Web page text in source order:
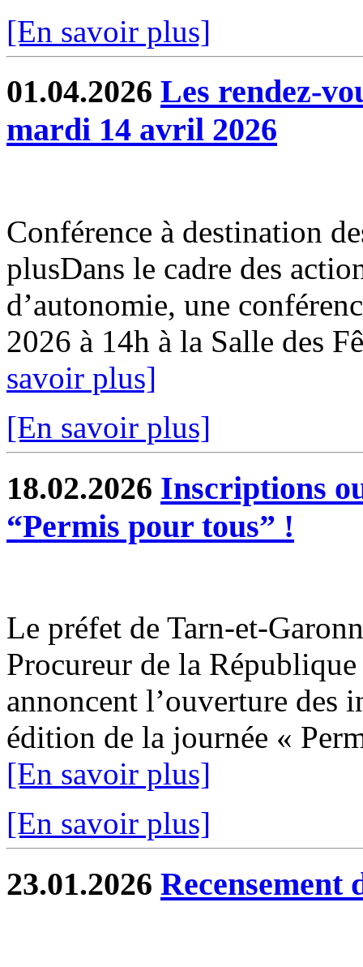
[En savoir plus]
01.04.2026 Les rendez-
mardi 14 avril 2026
Conférence à destination
plusDans le cadre des
d’autonomie, une
2026 à 14h à la Salle des
savoir plus]
[En savoir plus]
18.02.2026 Inscriptions
“Permis pour tous” !
Le préfet de Tarn-et-
Procureur de la
annoncent l’ouverture des
édition de la journée «
[En savoir plus]
[En savoir plus]
23.01.2026 Recensement